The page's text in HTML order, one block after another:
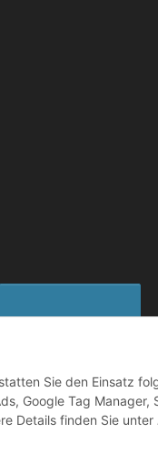
Sie den Einsatz
Google Tag
Details finden Sie unter